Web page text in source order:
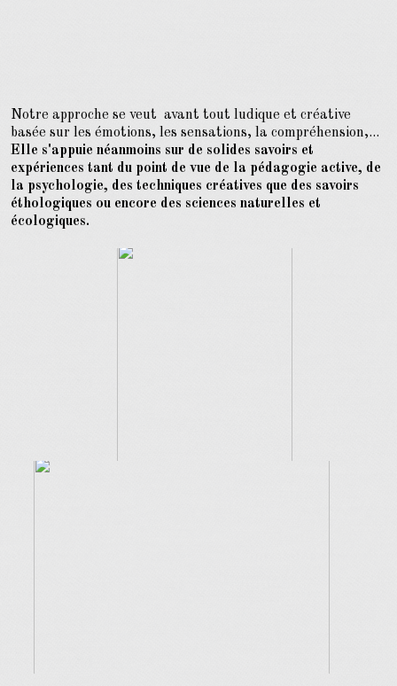
Notre approche se veut avant tout ludique et créative
basée sur les émotions, les sensations, la compréhension,...
Elle s'appuie néanmoins sur de solides savoirs et
expériences tant du point de vue de la pédagogie active, de
la psychologie, des techniques créatives que des savoirs
éthologiques ou encore des sciences naturelles et
écologiques.